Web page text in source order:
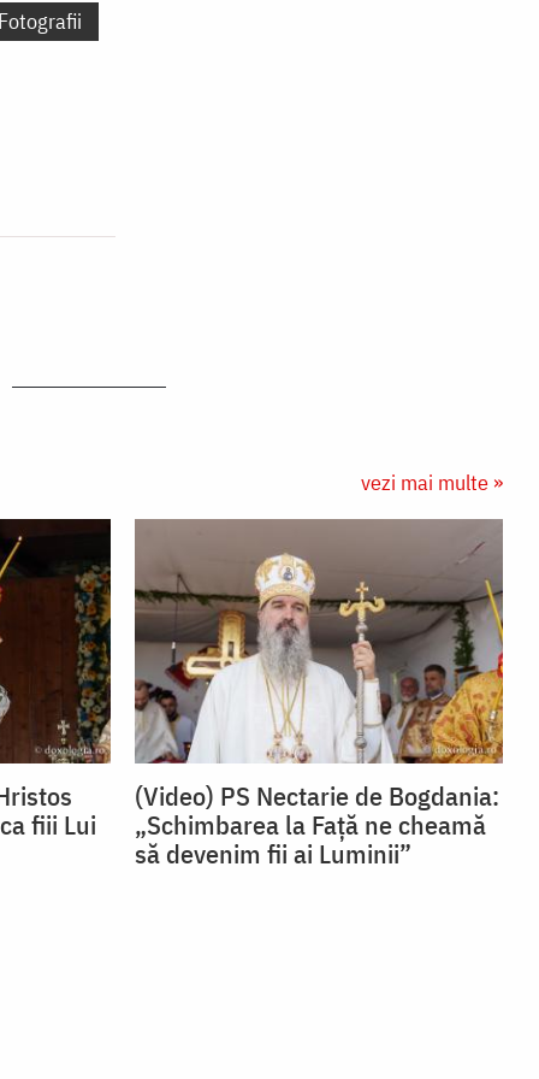
Fotografii
vezi mai multe »
fiii Lui
(Video) PS Nectarie de Bogdania:
„Schimbarea la Față ne cheamă
să devenim fii ai Luminii”